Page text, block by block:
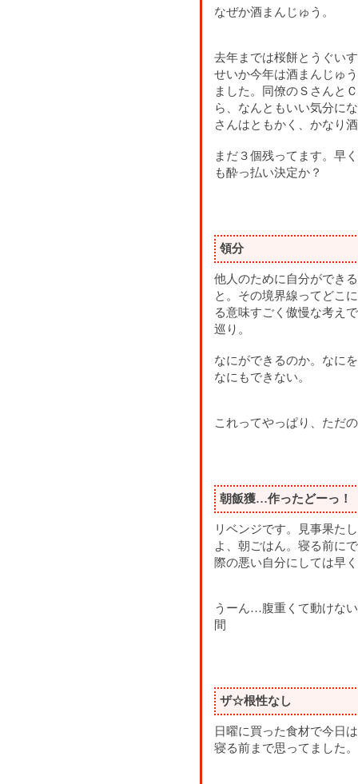
なぜか酒まんじゅう。
去年までは桜餅とうぐい
せいか今年は酒まんじゅ
ました。同僚のＳさんと
ら、なんともいい気分に
さんはともかく、かなり
まだ３個残ってます。早
も酔っ払い決定か？
領分
他人のために自分ができ
と。その境界線ってどこ
る意味すごく傲慢な考え
巡り。
なにができるのか。なに
なにもできない。
これってやっぱり、ただ
朝飯獲…作ったどーっ！
リベンジです。見事果た
よ、朝ごはん。寝る前に
際の悪い自分にしては早
うーん…腹重くて動けな
間
ザ☆根性なし
日曜に買った食材で今日
寝る前まで思ってました。